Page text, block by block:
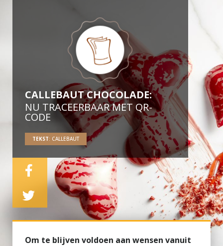
CALLEBAUT CHOCOLADE:
NU TRACEERBAAR MET QR-
CODE
TEKST: CALLEBAUT
Om te blijven voldoen aan wensen vanuit